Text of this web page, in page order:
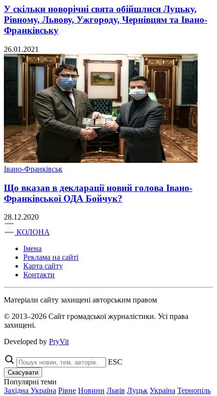
У скільки новорічні свята обійшлися Луцьку,
Рівному, Львову, Ужгороду, Чернівцям та Івано-
Франківську
26.01.2021
Івано-Франківськ
Що вказав в декларації новий голова Івано-
Франківської ОДА Бойчук?
28.12.2020
КОЛОНА
Імена
Реклама на сайті
Карта сайту
Контакти
Матеріали сайту захищені авторським правом
© 2013–2026 Сайт громадської журналістики. Усі права
захищені.
Developed by PryVit
ESC
Скасувати
Популярні теми
Західна Україна Рівне Новини Львів Луцьк Україна Тернопіль